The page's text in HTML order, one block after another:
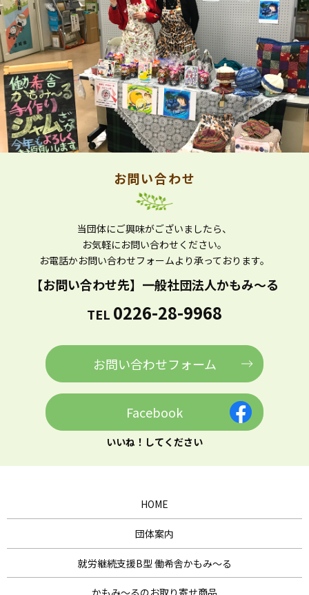
お問い合わせ
当団体にご興味がございましたら、
お気軽にお問い合わせください。
お電話かお問い合わせフォームより承っております。
【お問い合わせ先】 一般社団法人かもみ～る
TEL 0226-28-9968
お問い合わせフォーム
Facebook
いいね！してください
HOME
団体案内
就労継続支援B型 働希舎かもみ～る